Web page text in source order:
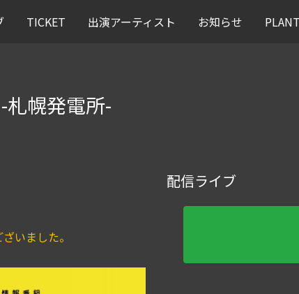
TICKET 出演アーティスト お知らせ
札幌発電所-
いました。
配信ライブ